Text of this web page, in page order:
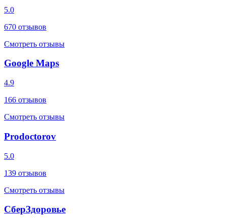
5.0
670 отзывов
Смотреть отзывы
Google Maps
4.9
166 отзывов
Смотреть отзывы
Prodoctorov
5.0
139 отзывов
Смотреть отзывы
СберЗдоровье